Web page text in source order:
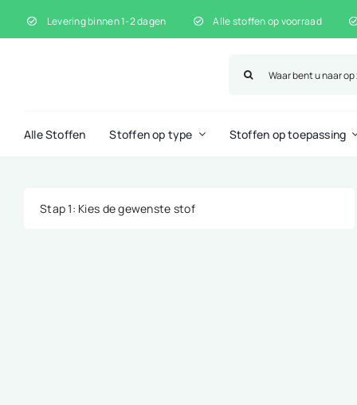
naar
Levering binnen 1-2 dagen Alle stoffen op voorraad
naar:
Alle Stoffen Stoffen op type Stoffen op toepassing
Stap 1: Kies de gewenste stof